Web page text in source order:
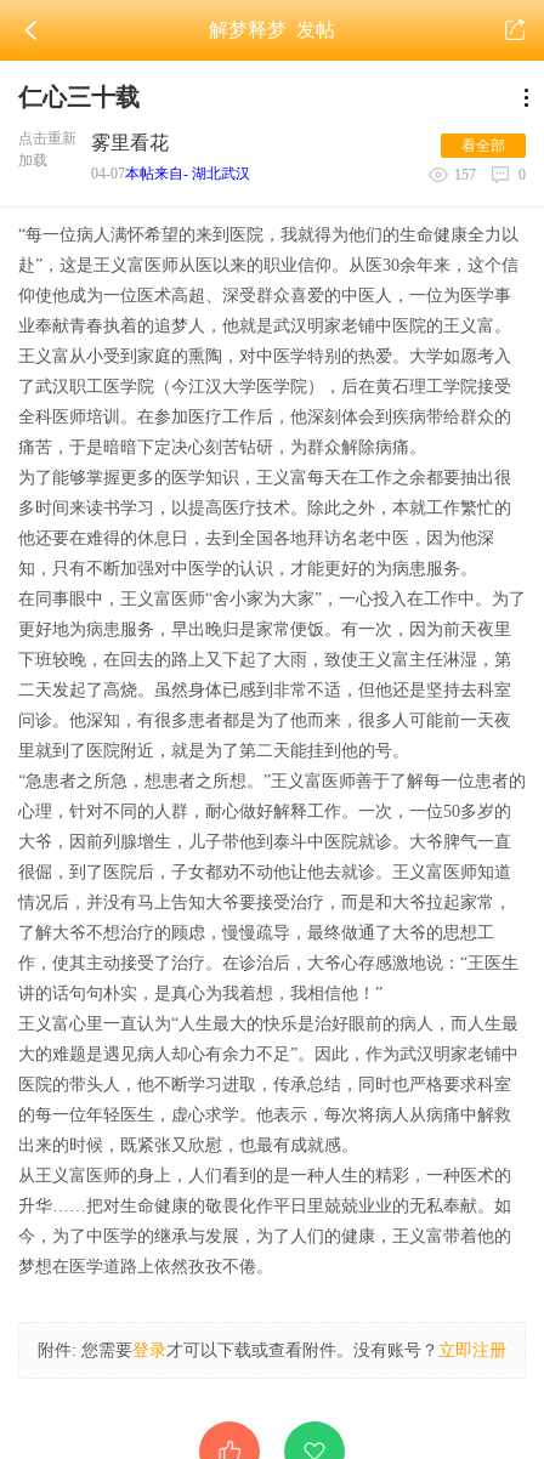
解梦释梦发帖
仁心三十载
点击重新
加载
雾里看花
04-07本帖来自- 湖北武汉
看全部
157
0
“每一位病人满怀希望的来到医院，我就得为他们的生命健康全力以
赴”，这是王义富医师从医以来的职业信仰。从医30余年来，这个信
仰使他成为一位医术高超、深受群众喜爱的中医人，一位为医学事
业奉献青春执着的追梦人，他就是武汉明家老铺中医院的王义富。
王义富从小受到家庭的熏陶，对中医学特别的热爱。大学如愿考入
了武汉职工医学院（今江汉大学医学院），后在黄石理工学院接受
全科医师培训。在参加医疗工作后，他深刻体会到疾病带给群众的
痛苦，于是暗暗下定决心刻苦钻研，为群众解除病痛。
为了能够掌握更多的医学知识，王义富每天在工作之余都要抽出很
多时间来读书学习，以提高医疗技术。除此之外，本就工作繁忙的
他还要在难得的休息日，去到全国各地拜访名老中医，因为他深
知，只有不断加强对中医学的认识，才能更好的为病患服务。
在同事眼中，王义富医师“舍小家为大家”，一心投入在工作中。为了
更好地为病患服务，早出晚归是家常便饭。有一次，因为前天夜里
下班较晚，在回去的路上又下起了大雨，致使王义富主任淋湿，第
二天发起了高烧。虽然身体已感到非常不适，但他还是坚持去科室
问诊。他深知，有很多患者都是为了他而来，很多人可能前一天夜
里就到了医院附近，就是为了第二天能挂到他的号。
“急患者之所急，想患者之所想。 ”王义富医师善于了解每一位患者的
心理，针对不同的人群，耐心做好解释工作。一次，一位50多岁的
大爷，因前列腺增生，儿子带他到泰斗中医院就诊。大爷脾气一直
很倔，到了医院后，子女都劝不动他让他去就诊。王义富医师知道
情况后，并没有马上告知大爷要接受治疗，而是和大爷拉起家常，
了解大爷不想治疗的顾虑，慢慢疏导，最终做通了大爷的思想工
作，使其主动接受了治疗。在诊治后，大爷心存感激地说： “王医生
讲的话句句朴实，是真心为我着想，我相信他！ ”
王义富心里一直认为“人生最大的快乐是治好眼前的病人，而人生最
大的难题是遇见病人却心有余力不足”。因此，作为武汉明家老铺中
医院的带头人，他不断学习进取，传承总结，同时也严格要求科室
的每一位年轻医生，虚心求学。他表示，每次将病人从病痛中解救
出来的时候，既紧张又欣慰，也最有成就感。
从王义富医师的身上，人们看到的是一种人生的精彩， 一种医术的
升华……把对生命健康的敬畏化作平日里兢兢业业的无私奉献。如
今，为了中医学的继承与发展，为了人们的健康，王义富带着他的
梦想在医学道路上依然孜孜不倦。
附件: 您需要登录才可以下载或查看附件。没有账号？ 立即注册